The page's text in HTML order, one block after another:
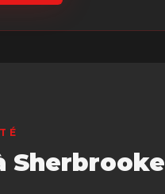
Sherbrooke